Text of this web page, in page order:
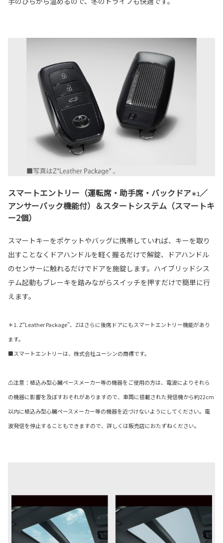
スマートエントリー（運転席・助手席・バックドア＊1／
アンサーバック機能付）＆スタートシステム（スマートキ
ー2個）
スマートキーをポケットやバッグに携帯していれば、キーを取り
出すことなくドアハンドルを軽く握るだけで解錠、ドアハンドル
のセンサーに触れるだけでドアを施錠します。ハイブリッドシス
テム起動もブレーキを踏みながらスイッチを押すだけで簡単に行
えます。
＊1. Z“Leather Package”、Zはさらに後席ドアにもスマートエントリー機能があり
ます。
■スマートエントリーは、株式会社ユーシンの商標です。
⚠注意：植込み型心臓ペースメーカー等の機器をご使用の方は、電波によりそれら
の機器に影響を及ぼすおそれがありますので、車両に搭載された発信機から約22cm
以内に植込み型心臓ペースメーカー等の機器を近づけないようにしてください。電
波発信を停止することもできますので、詳しくは販売店におたずねください。